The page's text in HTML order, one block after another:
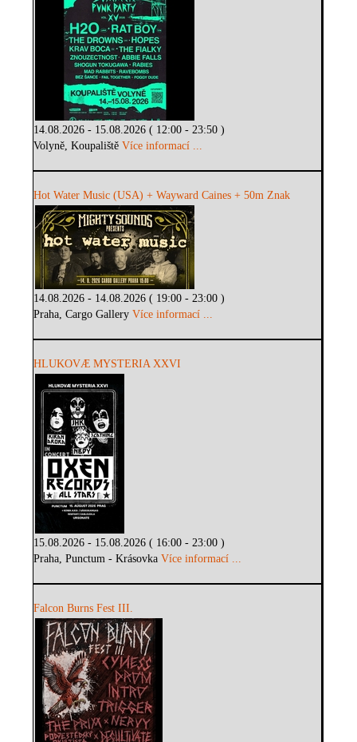
14.08.2026 - 15.08.2026 ( 12:00 - 23:50 )
Volyně, KoupalištěVíce informací ...
Hot Water Music (USA) + Wayward Caines + 50m Znak
14.08.2026 - 14.08.2026 ( 19:00 - 23:00 )
Praha, Cargo GalleryVíce informací ...
HLUKOVÆ MYSTERIA XXVI
15.08.2026 - 15.08.2026 ( 16:00 - 23:00 )
Praha, Punctum - KrásovkaVíce informací ...
Falcon Burns Fest III.